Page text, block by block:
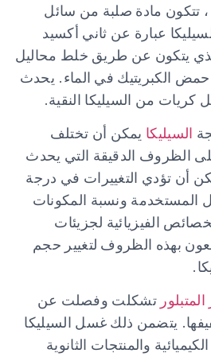
تتكون مادة صلبة من سائل
عبارة عن ثاني أكسيد
يتكون عن طريق خلط محاليل
الكبريتيك في الماء. يحدث
كريات من السيليكا النقية.
السيليكا يمكن أن تختلف
على الظروف الدقيقة التي يحدث
أن تؤدي التغييرات في درجة
المستخدمة ونسبة المكونات
الفيزيائية لجزيئات
بهذه الظروف لتغيير حجم
تشكلت وفصلت عن
يتضمن ذلك غسل السيليكا
والمنتجات الثانوية